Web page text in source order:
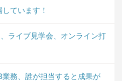
ています！
ライブ見学会、オンライン打
業務、誰が担当すると成果が